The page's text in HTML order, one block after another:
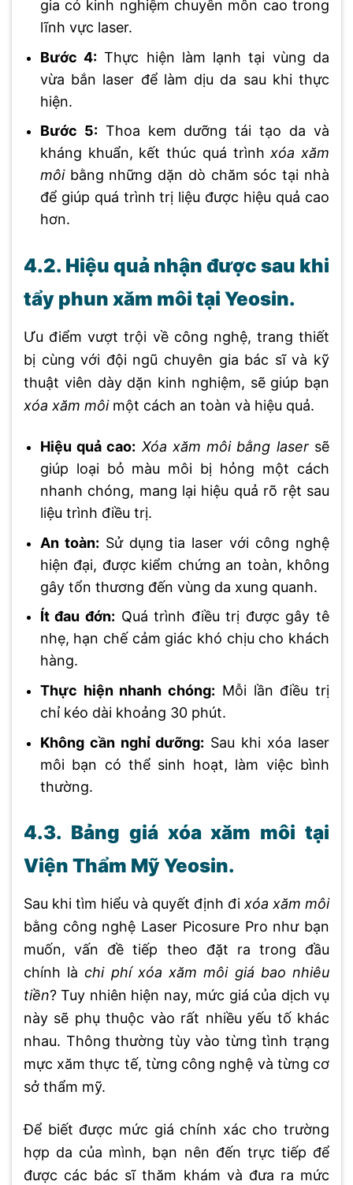
gia có kinh nghiệm chuyên môn cao trong
lĩnh vực laser.
Bước 4: Thực hiện làm lạnh tại vùng da
vừa bắn laser để làm dịu da sau khi thực
hiện.
Bước 5:Thoa kem dưỡng tái tạo da và
kháng khuẩn, kết thúc quá trình xóa xăm
môibằng những dặn dò chăm sóc tại nhà
để giúp quá trình trị liệu được hiệu quả cao
hơn.
4.2. Hiệu quả nhận được sau khi
tẩy phun xăm môi tại Yeosin.
Ưu điểm vượt trội về công nghệ, trang thiết
bị cùng với đội ngũ chuyên gia bác sĩ và kỹ
thuật viên dày dặn kinh nghiệm, sẽ giúp bạn
xóa xăm môimột cách an toàn và hiệu quả.
Hiệu quả cao: Xóa xăm môi bằng lasersẽ
giúp loại bỏ màu môi bị hỏng một cách
nhanh chóng, mang lại hiệu quả rõ rệt sau
liệu trình điều trị.
An toàn: Sử dụng tia laser với công nghệ
hiện đại, được kiểm chứng an toàn, không
gây tổn thương đến vùng da xung quanh.
Ít đau đớn: Quá trình điều trị được gây tê
nhẹ, hạn chế cảm giác khó chịu cho khách
hàng.
Thực hiện nhanh chóng: Mỗi lần điều trị
chỉ kéo dài khoảng 30 phút.
Không cần nghỉ dưỡng: Sau khi xóa laser
môi bạn có thể sinh hoạt, làm việc bình
thường.
4.3. Bảng giá xóa xăm môi tại
Viện Thẩm Mỹ Yeosin.
Sau khi tìm hiểu và quyết định đi xóa xăm môi
bằng công nghệ Laser Picosure Pro như bạn
muốn, vấn đề tiếp theo đặt ra trong đầu
chính làchi phí xóa xăm môi giá bao nhiêu
tiền? Tuy nhiên hiện nay, mức giá của dịch vụ
này sẽ phụ thuộc vào rất nhiều yếu tố khác
nhau. Thông thường tùy vào từng tình trạng
mực xăm thực tế, từng công nghệ và từng cơ
sở thẩm mỹ.
Để biết được mức giá chính xác cho trường
hợp da của mình, bạn nên đến trực tiếp để
được các bác sĩ thăm khám và đưa ra mức